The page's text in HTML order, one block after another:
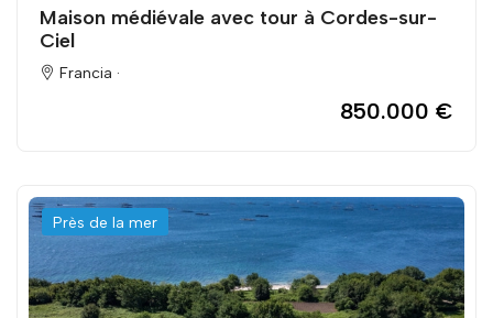
Maison médiévale avec tour à Cordes-sur-
Ciel
Francia ·
850.000 €
Près de la mer